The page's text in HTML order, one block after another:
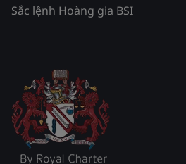
Sắc lệnh Hoàng gia BSI